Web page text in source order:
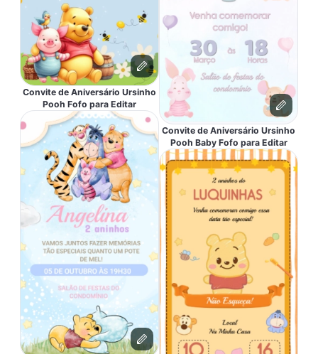
Convite de Aniversário Ursinho
Pooh Fofo para Editar
Convite de Aniversário Ursinho
Pooh Baby Fofo para Editar